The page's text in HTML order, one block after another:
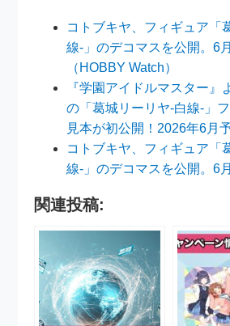
コトブキヤ、フィギュア「
線-」のデコマスを公開。6
（HOBBY Watch）
『学園アイドルマスター』
の「葛城リーリヤ-白線-」
見本が初公開！2026年6月
コトブキヤ、フィギュア「
線-」のデコマスを公開。6
関連投稿: